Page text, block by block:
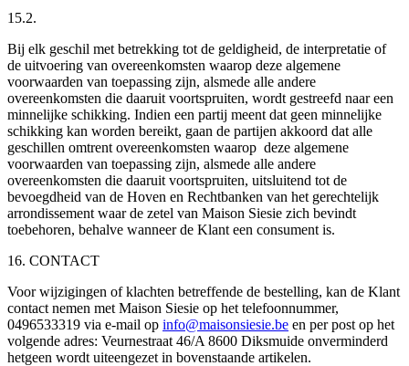
15.2.
Bij elk geschil met betrekking tot de geldigheid, de interpretatie of
de uitvoering van overeenkomsten waarop deze algemene
voorwaarden van toepassing zijn, alsmede alle andere
overeenkomsten die daaruit voortspruiten, wordt gestreefd naar een
minnelijke schikking. Indien een partij meent dat geen minnelijke
schikking kan worden bereikt, gaan de partijen akkoord dat alle
geschillen omtrent overeenkomsten waarop deze algemene
voorwaarden van toepassing zijn, alsmede alle andere
overeenkomsten die daaruit voortspruiten, uitsluitend tot de
bevoegdheid van de Hoven en Rechtbanken van het gerechtelijk
arrondissement waar de zetel van Maison Siesie zich bevindt
toebehoren, behalve wanneer de Klant een consument is.
16. CONTACT
Voor wijzigingen of klachten betreffende de bestelling, kan de Klant
contact nemen met Maison Siesie op het telefoonnummer,
0496533319 via e-mail op info@maisonsiesie.be en per post op het
volgende adres: Veurnestraat 46/A 8600 Diksmuide onverminderd
hetgeen wordt uiteengezet in bovenstaande artikelen.